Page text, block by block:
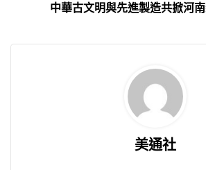
中華古文明與先進製造共掀河
美通社